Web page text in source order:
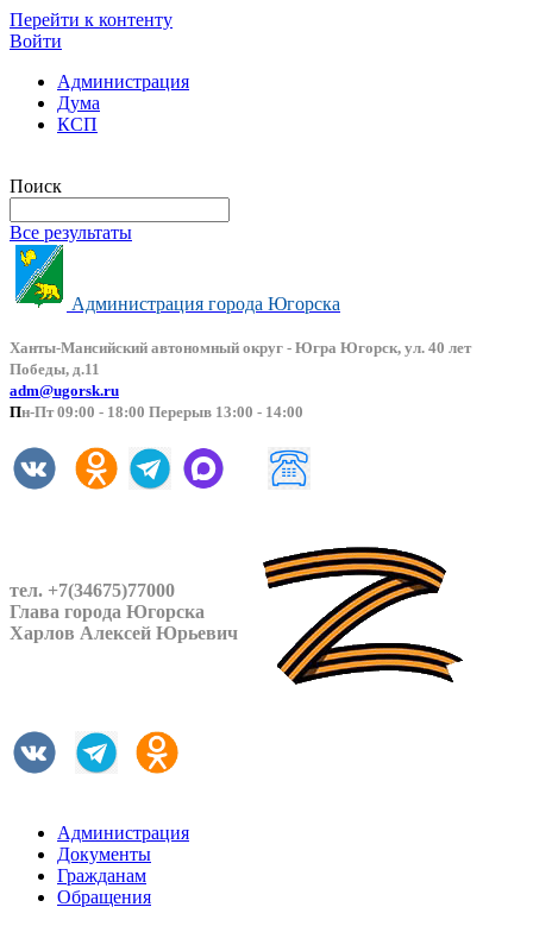
Перейти к контенту
Войти
Администрация
Дума
КСП
Поиск
Все результаты
Администрация города Югорска
Ханты-Мансийский автономный округ - Югра Югорск, ул. 40 лет
Победы, д.11
adm@ugorsk.ru
Пн-Пт 09:00 - 18:00 Перерыв 13:00 - 14:00
тел. +7(34675)77000
Глава города Югорска
Харлов Алексей Юрьевич
Администрация
Документы
Гражданам
Обращения